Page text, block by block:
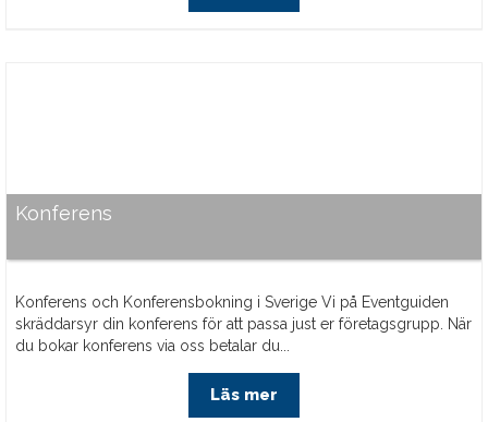
Konferens
Konferens och Konferensbokning i Sverige Vi på Eventguiden
skräddarsyr din konferens för att passa just er företagsgrupp. När
du bokar konferens via oss betalar du...
Läs mer